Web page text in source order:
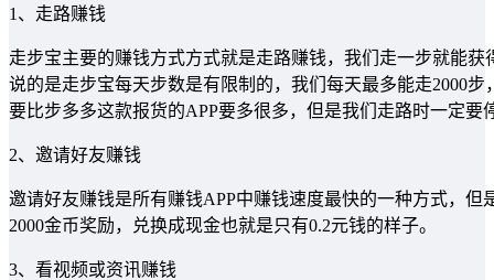
1、走路赚钱
走步宝主要的赚钱方式方式就是走路赚钱，我们走一步就能获
说的是走步宝每天步数是有限制的，我们每天最多能走2000
要比步多多这款报货的APP要多很多，但是我们走路时一定要
2、邀请好友赚钱
邀请好友赚钱是所有赚钱APP中赚钱速度最快的一种方式，
2000金币奖励，兑换成现金也就是只有0.2元钱的样子。
3、看视频或资讯赚钱